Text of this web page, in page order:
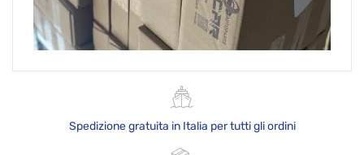
Spedizione gratuita in Italia per tutti gli ordini